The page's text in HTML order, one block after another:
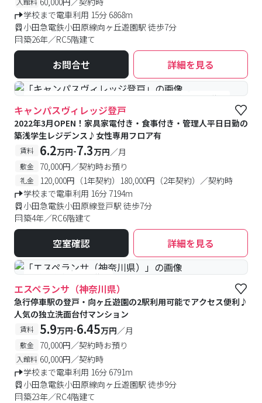
学校まで電車利用 15分 6868m
小田急電鉄小田原線向ヶ丘遊園駅 徒歩7分
築26年／RC5階建て
お問合せ 詳細を見る
#食事付き #女性専用フロアあり #予約受付中 #空室待ち
キャンパスヴィレッジ登戸
2022年3月OPEN！家具家電付き・食事付き・管理人平日日勤の
築浅学生レジデンス♪女性専用フロア有
賃料 6.2万円-7.3万円／月
敷金 70,000円／契約時お預り
礼金
120,000円（1年契約）180,000円（2年契約）／契約時
学校まで電車利用 16分 7194m
小田急電鉄小田原線登戸駅 徒歩7分
築4年／RC6階建て
空室確認 詳細を見る
#予約受付中 #空室待ち
エスペランサ（神奈川県）
急行停車駅の登戸・向ヶ丘遊園の2駅利用可能でアクセス便利♪
人気の独立洗面台付マンション
賃料 5.9万円-6.45万円／月
敷金 70,000円／契約時お預り
入館料 60,000円／契約時
学校まで電車利用 16分 6791m
小田急電鉄小田原線向ヶ丘遊園駅 徒歩9分
築23年／RC4階建て